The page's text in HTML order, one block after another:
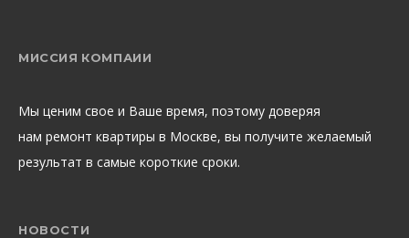
МИССИЯ КОМПАИИ
Мы ценим свое и Ваше время, поэтому доверяя
нам ремонт квартиры в Москве, вы получите желаемый
результат в самые короткие сроки.
НОВОСТИ